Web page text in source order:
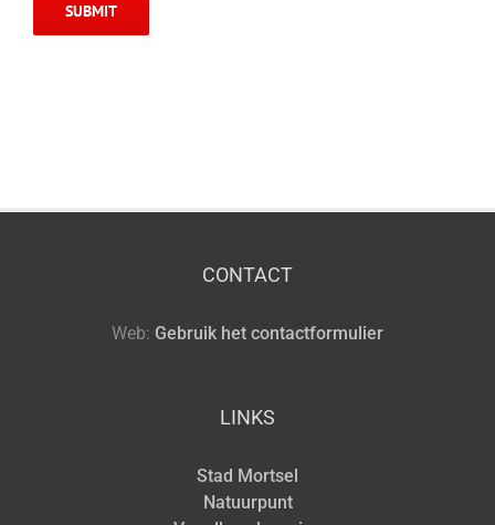
SUBMIT
CONTACT
Web: Gebruik het contactformulier
LINKS
Stad Mortsel
Natuurpunt